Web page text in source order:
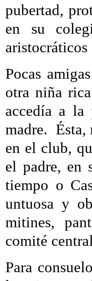
pubertad,
en su
aristocráticos
Pocas
otra niña
accedía a la
madre. Ésta,
en el club,
el padre, en
tiempo o
untuosa y
mitines,
comité
Para